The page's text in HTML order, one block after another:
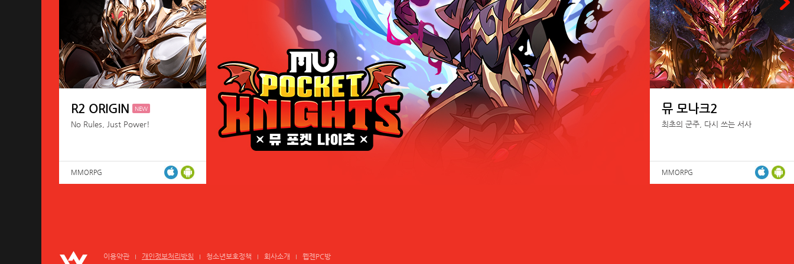
R2 ORIGIN NEW
No Rules, Just Power!
MMORPG
뮤 모나크2
최초의 군주, 다시 쓰는 서사
MMORPG
이용약관 개인정보처리방침 청소년보호정책 회사소개 웹젠PC방